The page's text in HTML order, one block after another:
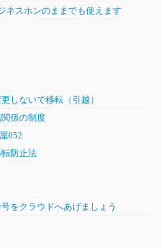
ネスホンのままでも使えます
しないで移転（引越）
係の制度
052
防止法
をクラウドへあげましょう